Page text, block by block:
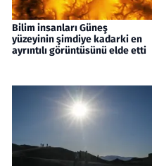
Bilim insanları Güneş
yüzeyinin şimdiye kadarki en
ayrıntılı görüntüsünü elde etti